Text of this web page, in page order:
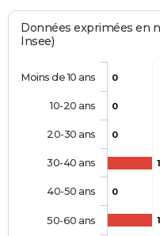
Données exprimées en
Insee)
0
0
0
1
0
1
Moins de 10 ans
10-20 ans
20-30 ans
30-40 ans
40-50 ans
50-60 ans